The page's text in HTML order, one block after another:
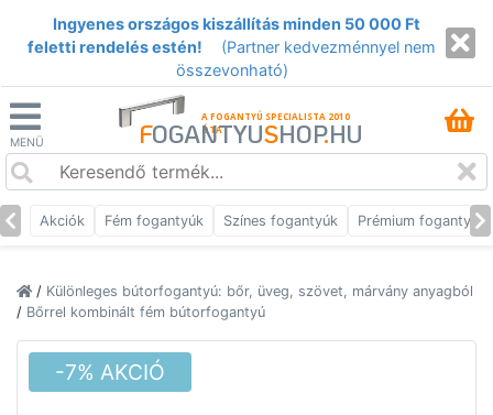
Ingyenes országos kiszállítás minden 50 000 Ft
feletti rendelés estén!
(Partner kedvezménnyel nem
összevonható)
MENÜ
A FOGANTYÚ SPECIALISTA 2010
ÓTA
FOGANTYUSHOP.HU
Akciók Fém fogantyúk Színes fogantyúk Prémium fogantyúk
/ Különleges bútorfogantyú: bőr, üveg, szövet, márvány anyagból
/ Bőrrel kombinált fém bútorfogantyú
-7% AKCIÓ